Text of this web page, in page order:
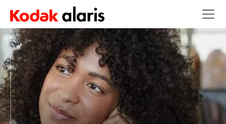
Skip to main content